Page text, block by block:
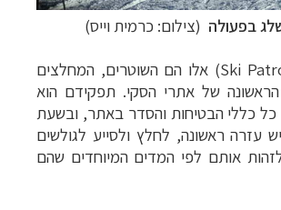
בפעולה (צילום: כרמית וייס)
Ski) אלו הם השוטרים, המחלצים
הראשונה של אתרי הסקי. תפקידם הוא
כל כללי הבטיחות והסדר באתר, ובשעת
עזרה ראשונה, לחלץ ולסייע לגולשים
אותם לפי המדים המיוחדים שהם